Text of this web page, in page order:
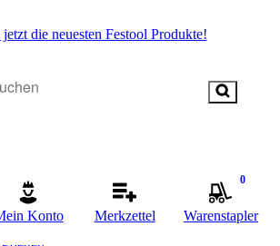
die neuesten Festool Produkte!
Konto Merkzettel
0
Warenstapler
Produkte